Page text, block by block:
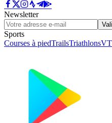
Newsletter
Sports
Courses à piedTrailsTriathlons